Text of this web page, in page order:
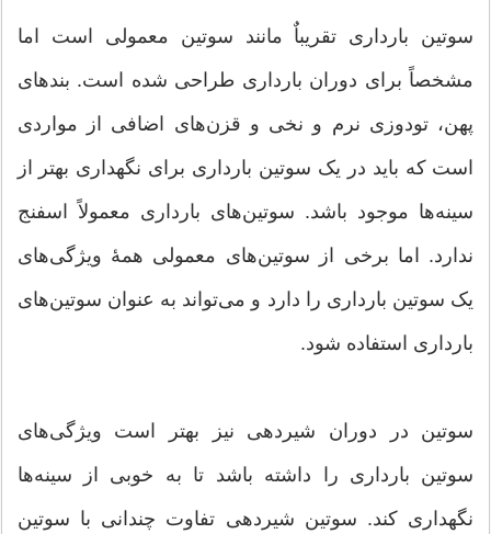
سوتین بارداری تقریباٌ مانند سوتین معمولی است اما
مشخصاً برای دوران بارداری طراحی شده است. بندهای
پهن، تودوزی نرم و نخی و قزن‌های اضافی از مواردی
است که باید در یک سوتین بارداری برای نگهداری بهتر از
سینه‌ها موجود باشد. سوتین‌های بارداری معمولاً اسفنج
ندارد. اما برخی از سوتین‌های معمولی همۀ ویژگی‌های
یک سوتین بارداری را دارد و می‌تواند به‌ عنوان سوتین‌های
بارداری استفاده شود.
سوتین‌ در دوران شیردهی نیز بهتر است ویژگی‌های
سوتین‌ بارداری را داشته باشد تا به‌ خوبی از سینه‌ها
نگهداری کند. سوتین شیردهی تفاوت چندانی با سوتین